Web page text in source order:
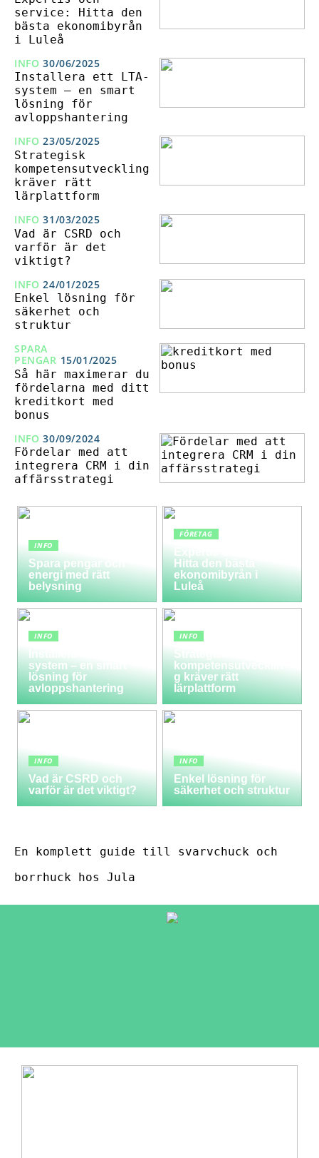
service: Hitta den
bästa ekonomibyrån
i Luleå
INFO 30/06/2025
Installera ett LTA-
system – en smart
lösning för
avloppshantering
INFO 23/05/2025
Strategisk
kompetensutveckling
kräver rätt
lärplattform
INFO 31/03/2025
Vad är CSRD och
varför är det
viktigt?
INFO 24/01/2025
Enkel lösning för
säkerhet och
struktur
SPARA
PENGAR 15/01/2025
Så här maximerar du
fördelarna med ditt
kreditkort med
bonus
INFO 30/09/2024
Fördelar med att
integrera CRM i din
affärsstrategi
INFO
Spara pengar och
energi med rätt
belysning
FÖRETAG
Expertis och service:
Hitta den bästa
ekonomibyrån i
Luleå
INFO
Installera ett LTA-
system – en smart
lösning för
avloppshantering
INFO
Strategisk
kompetensutvecklin
g kräver rätt
lärplattform
INFO
Vad är CSRD och
varför är det viktigt?
INFO
Enkel lösning för
säkerhet och struktur
En komplett guide till svarvchuck och
borrhuck hos Jula